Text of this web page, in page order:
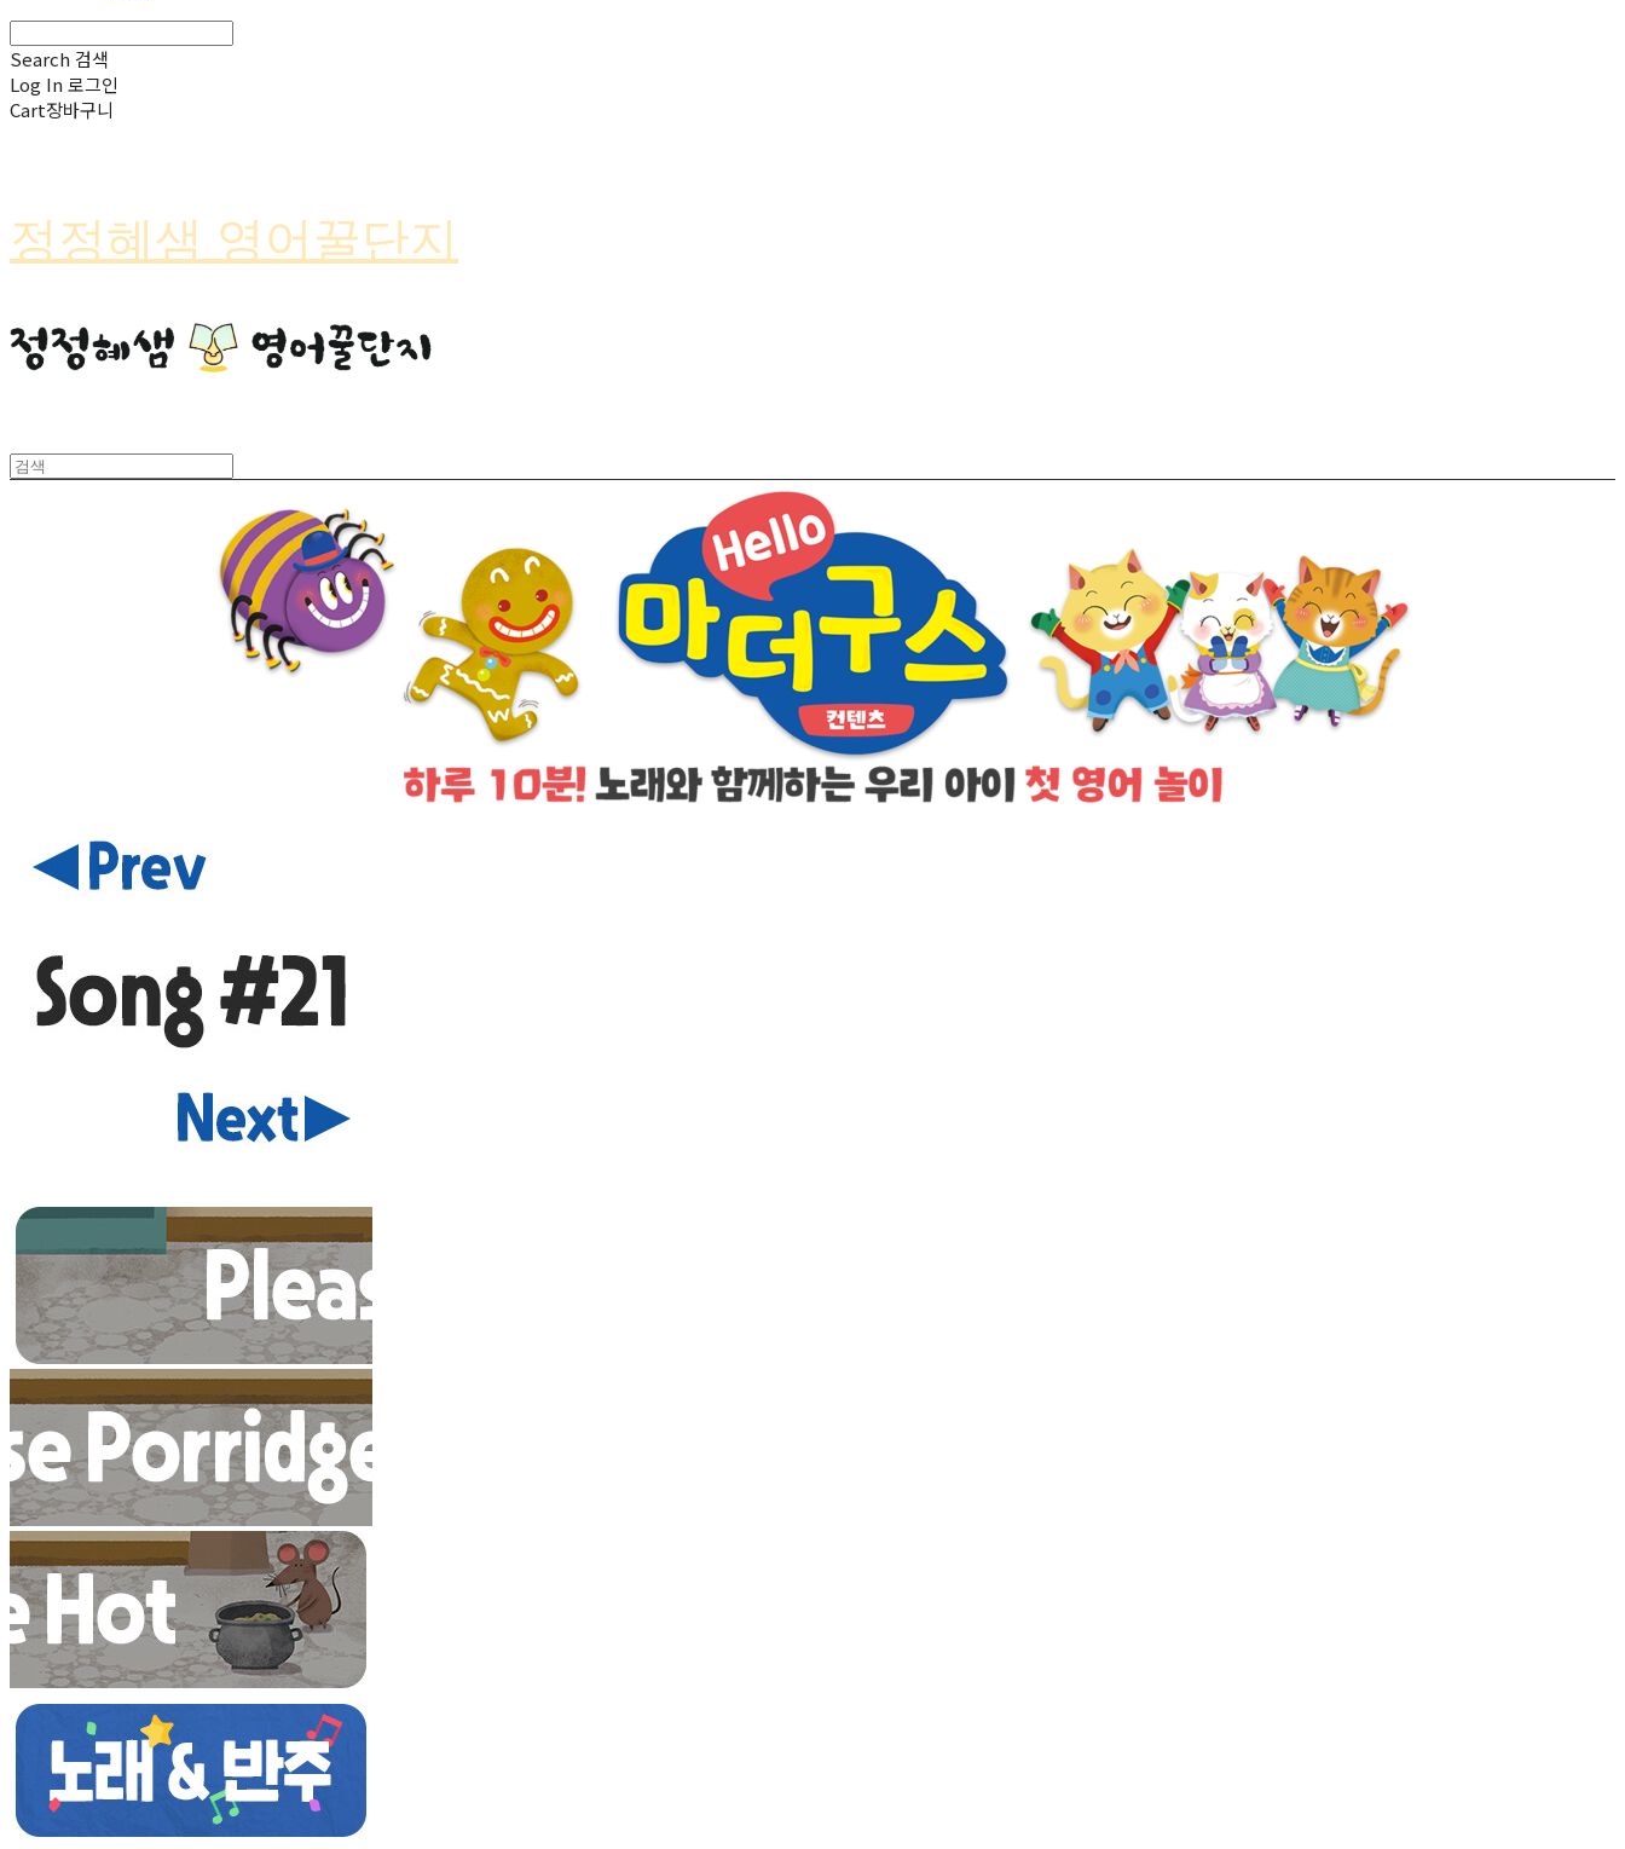
Search 검색
Log In 로그인
Cart장바구니
정정혜샘 영어꿀단지